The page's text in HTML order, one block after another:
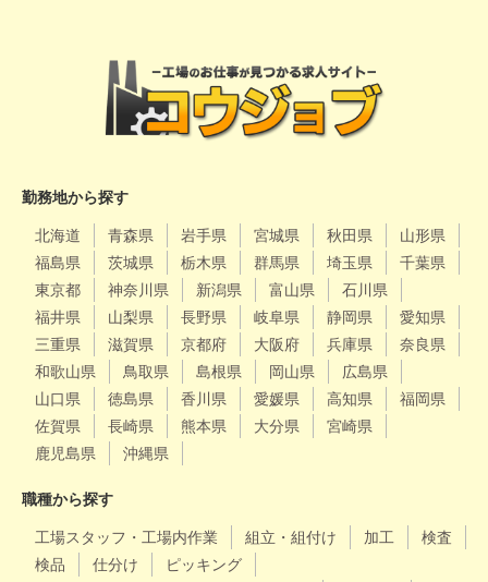
勤務地から探す
北海道 青森県 岩手県 宮城県 秋田県
山形県
福島県
茨城県 栃木県 群馬県 埼玉県
千葉県
東京都
神奈川県 新潟県 富山県
石川県
福井県
山梨県 長野県 岐阜県 静岡県
愛知県
三重県
滋賀県 京都府 大阪府 兵庫県
奈良県
和歌山県
鳥取県 島根県 岡山県
広島県
山口県
徳島県 香川県 愛媛県 高知県
福岡県
佐賀県
長崎県 熊本県 大分県
宮崎県
鹿児島県
沖縄県
職種から探す
工場スタッフ・工場内作業 組立・組付け 加工
検査
検品
仕分け
ピッキング